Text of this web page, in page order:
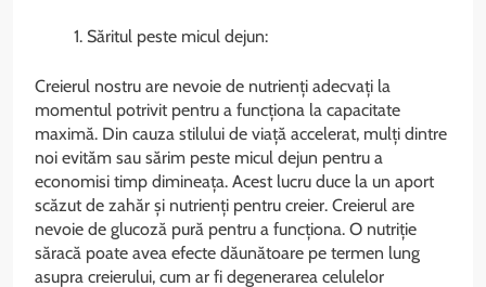
Săritul peste micul dejun:
Creierul nostru are nevoie de nutrienți adecvați la
momentul potrivit pentru a funcționa la capacitate
maximă. Din cauza stilului de viață accelerat, mulți dintre
noi evităm sau sărim peste micul dejun pentru a
economisi timp dimineața. Acest lucru duce la un aport
scăzut de zahăr și nutrienți pentru creier. Creierul are
nevoie de glucoză pură pentru a funcționa. O nutriție
săracă poate avea efecte dăunătoare pe termen lung
asupra creierului, cum ar fi degenerarea celulelor